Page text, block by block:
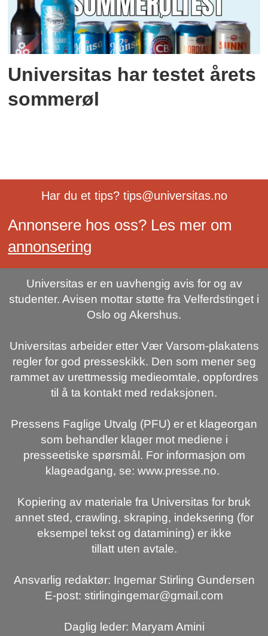
Universitas har testet årets
sommerøl
Har du et tips? tips@universitas.no
Annonsere hos oss? Les mer om
annonsering
Universitas er en uavhengig avis for og av
studenter. Avisen mottar støtte fra Velferdstinget i
Oslo og Akershus.
Universitas arbeider etter Vær Varsom-plakatens
regler for god presseskikk. Den som mener seg
rammet av urettmessig medieomtale, oppfordres
til å ta kontakt med redaksjonen.
Pressens Faglige Utvalg (PFU) er et klageorgan
som behandler klager mot mediene i
presseetiske spørsmål. For informasjon om
klageadgang, se: www.presse.no.
Kopiering av materiale fra Universitas for bruk
annet sted, crawling, skraping, indeksering (for
eksempel tekst og datamining) er ikke
tillatt uten avtale.
Ansvarlig redaktør: Ingemar Stirling Gundersen
E-post: stirlingingemar@gmail.com
Daglig leder: Maryam Amini